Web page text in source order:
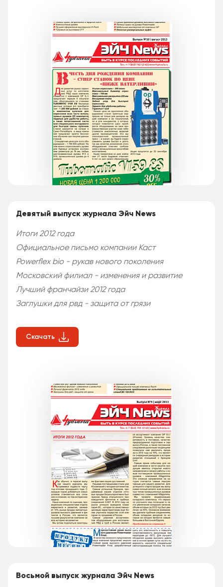
Девятый выпуск журнала Эйч News
Итоги 2012 года
Официальное письмо компании Каст
Powerflex bio - рукав нового поколения
Московский филиал - изменения и развитие
Лучший франчайзи 2012 года
Заглушки для рвд - защита от грязи
Скачать
Восьмой выпуск журнала Эйч News